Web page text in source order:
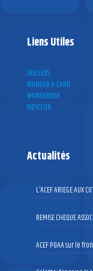
Liens Utiles
SKILLEOS
WONDER e-CARD
WONDERBOX
MEYCLUB
Actualités
L’ACEF ARIEGE AUX
REMISE CHEQUE
ACEF POAA sur le